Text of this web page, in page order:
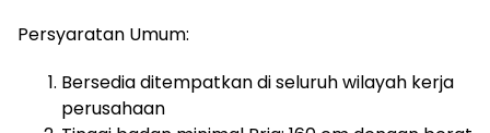
Persyaratan Umum:
Bersedia ditempatkan di seluruh wilayah kerja
perusahaan